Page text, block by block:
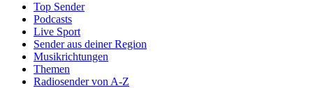
Top Sender
Podcasts
Live Sport
Sender aus deiner Region
Musikrichtungen
Themen
Radiosender von A-Z